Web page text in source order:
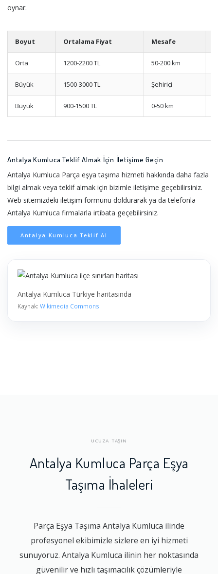
oynar.
Boyut Ortalama Fiyat Mesafe
Orta 1200-2200 TL 50-200 km
Büyük 1500-3000 TL Şehiriçi
Büyük 900-1500 TL 0-50 km
Antalya Kumluca Teklif Almak İçin İletişime Geçin
Antalya Kumluca Parça eşya taşıma hizmeti hakkında daha fazla
bilgi almak veya teklif almak için bizimle iletişime geçebilirsiniz.
Web sitemizdeki iletişim formunu doldurarak ya da telefonla
Antalya Kumluca firmalarla irtibata geçebilirsiniz.
Antalya Kumluca Teklif Al
Antalya Kumluca Türkiye haritasında
Kaynak: Wikimedia Commons
UCUZA TAŞIN
Antalya Kumluca Parça Eşya
Taşıma İhaleleri
Parça Eşya Taşıma Antalya Kumluca ilinde
profesyonel ekibimizle sizlere en iyi hizmeti
sunuyoruz. Antalya Kumluca ilinin her noktasında
güvenilir ve hızlı taşımacılık çözümleriyle